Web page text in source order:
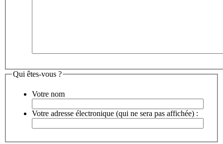
Qui êtes-vous ?
Votre nom
Votre adresse électronique (qui ne sera pas affichée) :